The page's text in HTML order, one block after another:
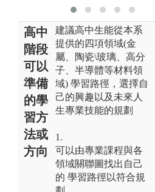
高中
階段
可以
準備
的學
習方
法或
方向
建議高中生能從本系
提供的四項領域(金
屬、陶瓷\玻璃、高分
子、半導體等材料領
域) 學習路徑，選擇自
己的興趣以及未來人
生專業技能的規劃
1.
可以由專業課程與各
領域關聯圖找出自己
的 學習路徑以符合規